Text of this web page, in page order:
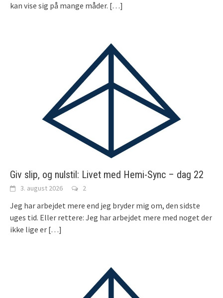
kan vise sig på mange måder. […]
Giv slip, og nulstil: Livet med Hemi-Sync – dag 22
3. august 2026 2
Jeg har arbejdet mere end jeg bryder mig om, den sidste
uges tid. Eller rettere: Jeg har arbejdet mere med noget der
ikke lige er […]